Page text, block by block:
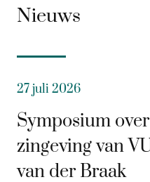
Nieuws
27 juli 2026
Symposium
zingeving van
van der Braak